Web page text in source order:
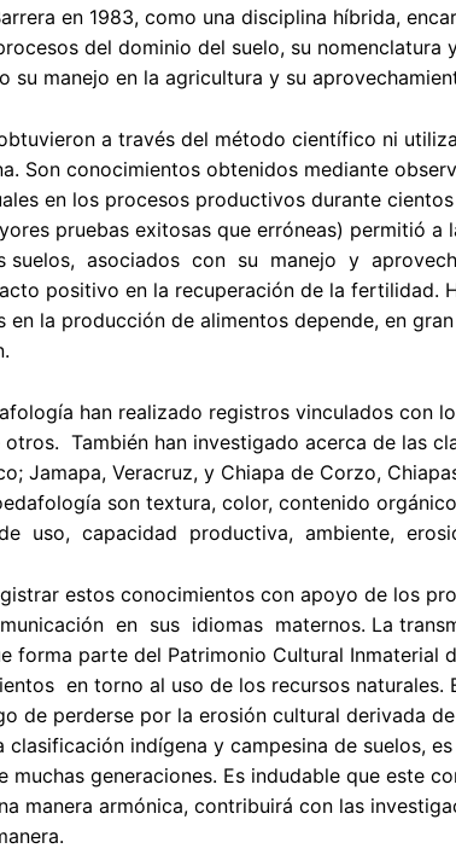
en 1983, como una disciplina híbrida,
del dominio del suelo, su
su manejo en la agricultura y su
a través del método científico ni
Son conocimientos obtenidos mediante
en los procesos productivos durante
pruebas exitosas que erróneas) permitió a
suelos, asociados con su manejo y
positivo en la recuperación de la fertilidad.
en la producción de alimentos depende, en
han realizado registros vinculados con
También han investigado acerca de las
Jamapa, Veracruz, y Chiapa de Corzo,
son textura, color, contenido
uso, capacidad productiva, ambiente,
estos conocimientos con apoyo de los
en sus idiomas maternos. La
forma parte del Patrimonio Cultural Inmaterial
en torno al uso de los recursos naturales.
de perderse por la erosión cultural derivada
clasificación indígena y campesina de suelos,
generaciones. Es indudable que este
manera armónica, contribuirá con las